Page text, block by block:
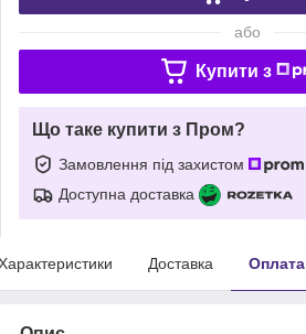
або
Купити з
Що таке купити з Пром?
Замовлення під захистом
Доступна доставка
Доставка Оплата